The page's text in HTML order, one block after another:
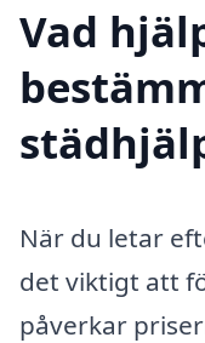
Vad
När du letar
det viktigt att
påverkar